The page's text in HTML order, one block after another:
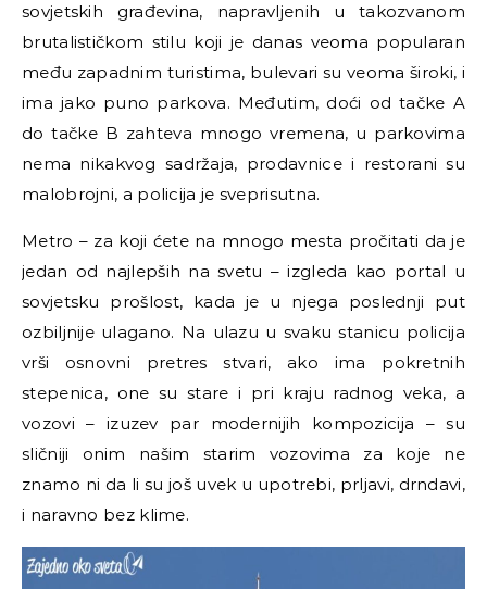
sovjetskih građevina, napravljenih u takozvanom
brutalističkom stilu koji je danas veoma popularan
među zapadnim turistima, bulevari su veoma široki, i
ima jako puno parkova. Međutim, doći od tačke A
do tačke B zahteva mnogo vremena, u parkovima
nema nikakvog sadržaja, prodavnice i restorani su
malobrojni, a policija je sveprisutna.
Metro – za koji ćete na mnogo mesta pročitati da je
jedan od najlepših na svetu – izgleda kao portal u
sovjetsku prošlost, kada je u njega poslednji put
ozbiljnije ulagano. Na ulazu u svaku stanicu policija
vrši osnovni pretres stvari, ako ima pokretnih
stepenica, one su stare i pri kraju radnog veka, a
vozovi – izuzev par modernijih kompozicija – su
sličniji onim našim starim vozovima za koje ne
znamo ni da li su još uvek u upotrebi, prljavi, drndavi,
i naravno bez klime.